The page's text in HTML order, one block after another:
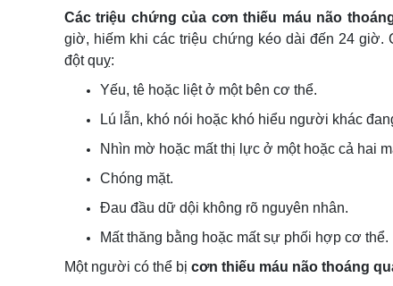
Các triệu chứng của cơn thiếu máu não
giờ, hiếm khi các triệu chứng kéo dài đến 24
đột quỵ:
Yếu, tê hoặc liệt ở một bên cơ thể.
Lú lẫn, khó nói hoặc khó hiểu người khác
Nhìn mờ hoặc mất thị lực ở một hoặc cả hai
Chóng mặt.
Đau đầu dữ dội không rõ nguyên nhân.
Mất thăng bằng hoặc mất sự phối hợp cơ thể.
Một người có thể bị cơn thiếu máu não thoáng